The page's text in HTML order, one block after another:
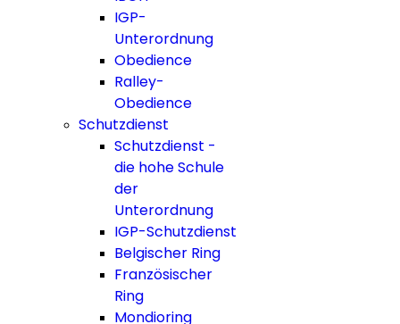
IGP-
Unterordnung
Obedience
Ralley-
Obedience
Schutzdienst
Schutzdienst -
die hohe Schule
der
Unterordnung
IGP-Schutzdienst
Belgischer Ring
Französischer
Ring
Mondioring